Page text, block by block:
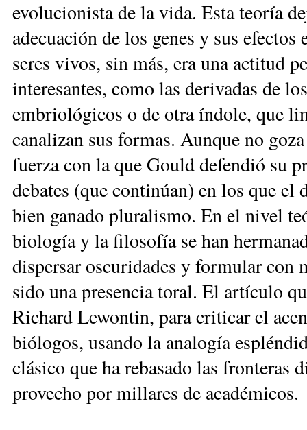
evolucionista de la vida. Esta teoría
adecuación de los genes y sus
seres vivos, sin más, era una actitud
interesantes, como las derivadas de
embriológicos o de otra índole, que
canalizan sus formas. Aunque no
fuerza con la que Gould defendió su
debates (que continúan) en los que
bien ganado pluralismo. En el nivel
biología y la filosofía se han
dispersar oscuridades y formular con
sido una presencia toral. El artículo
Richard Lewontin, para criticar el
biólogos, usando la analogía
clásico que ha rebasado las
provecho por millares de académicos.